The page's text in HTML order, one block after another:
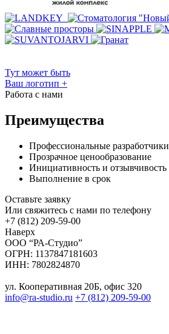
Тут может быть
Ваш логотип +
Работа с нами
Преимущества
Профессиональные разработчики
Прозрачное ценообразование
Инициативность и отзывчивость
Выполнение в срок
Оставьте заявку
Или свяжитесь с нами по телефону
+7 (812) 209-59-00
Наверх
ООО “РА-Студио”
ОГРН: 1137847181603
ИНН: 7802824870
ул. Кооперативная 20Б, офис 320
info@ra-studio.ru +7 (812) 209-59-00